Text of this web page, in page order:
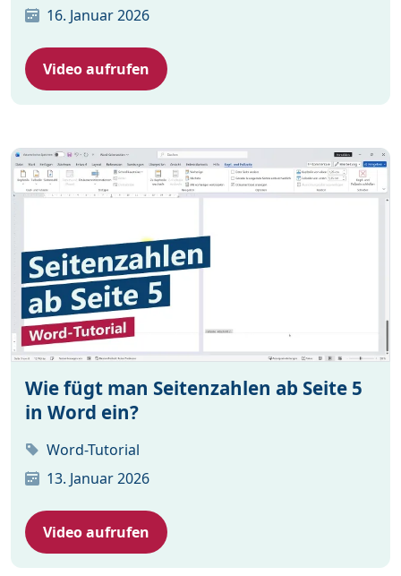
16. Januar 2026
Video aufrufen
Wie fügt man Seitenzahlen ab Seite 5
in Word ein?
Word-Tutorial
13. Januar 2026
Video aufrufen